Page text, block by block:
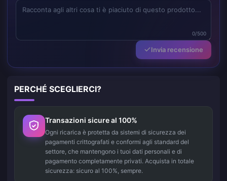
0/500
Invia recensione
PERCHÉ SCEGLIERCI?
Transazioni sicure al 100%
Ogni ricarica è protetta da sistemi di sicurezza dei
pagamenti crittografati e conformi agli standard del
settore, che mantengono i tuoi dati personali e di
pagamento completamente privati. Acquista in totale
sicurezza: sicuro al 100%, sempre.